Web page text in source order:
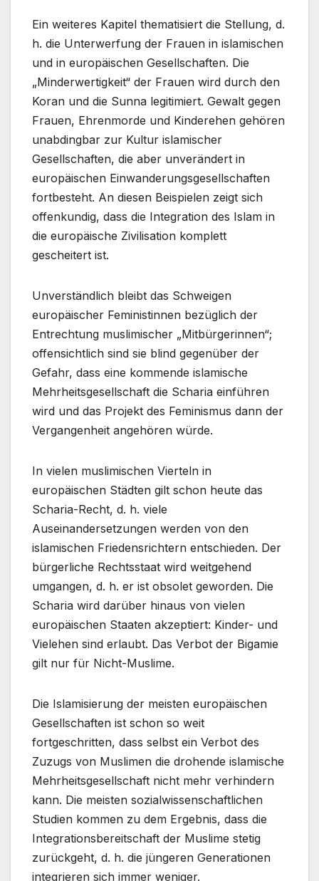
Ein weiteres Kapitel thematisiert die Stellung, d.
h. die Unterwerfung der Frauen in islamischen
und in europäischen Gesellschaften. Die
„Minderwertigkeit“ der Frauen wird durch den
Koran und die Sunna legitimiert. Gewalt gegen
Frauen, Ehrenmorde und Kinderehen gehören
unabdingbar zur Kultur islamischer
Gesellschaften, die aber unverändert in
europäischen Einwanderungsgesellschaften
fortbesteht. An diesen Beispielen zeigt sich
offenkundig, dass die Integration des Islam in
die europäische Zivilisation komplett
gescheitert ist.
Unverständlich bleibt das Schweigen
europäischer Feministinnen bezüglich der
Entrechtung muslimischer „Mitbürgerinnen“;
offensichtlich sind sie blind gegenüber der
Gefahr, dass eine kommende islamische
Mehrheitsgesellschaft die Scharia einführen
wird und das Projekt des Feminismus dann der
Vergangenheit angehören würde.
In vielen muslimischen Vierteln in
europäischen Städten gilt schon heute das
Scharia-Recht, d. h. viele
Auseinandersetzungen werden von den
islamischen Friedensrichtern entschieden. Der
bürgerliche Rechtsstaat wird weitgehend
umgangen, d. h. er ist obsolet geworden. Die
Scharia wird darüber hinaus von vielen
europäischen Staaten akzeptiert: Kinder- und
Vielehen sind erlaubt. Das Verbot der Bigamie
gilt nur für Nicht-Muslime.
Die Islamisierung der meisten europäischen
Gesellschaften ist schon so weit
fortgeschritten, dass selbst ein Verbot des
Zuzugs von Muslimen die drohende islamische
Mehrheitsgesellschaft nicht mehr verhindern
kann. Die meisten sozialwissenschaftlichen
Studien kommen zu dem Ergebnis, dass die
Integrationsbereitschaft der Muslime stetig
zurückgeht, d. h. die jüngeren Generationen
integrieren sich immer weniger.